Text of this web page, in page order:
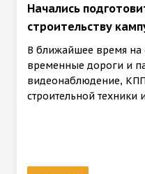
Начались
строительству
В ближайшее время на
временные дороги и
видеонаблюдение,
строительной техники